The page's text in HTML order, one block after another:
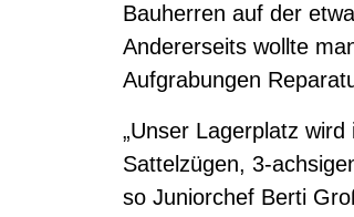
Bauherren auf der
Andererseits wollte
Aufgrabungen
„Unser Lagerplatz
Sattelzügen, 3-
so Juniorchef Berti